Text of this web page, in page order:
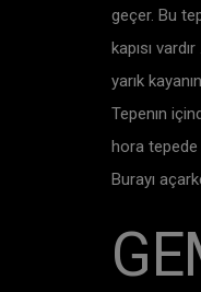
geçer. Bu
kapısı
yarık
Tepenın
hora tepede
Burayı